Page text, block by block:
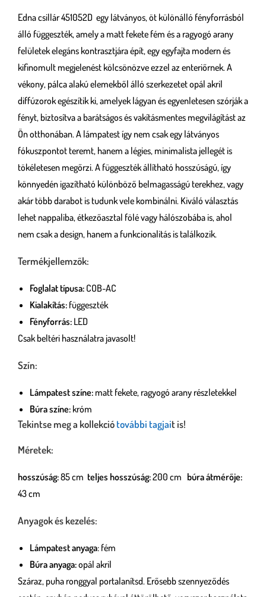
Edna csillár 451052D egy látványos, öt különálló fényforrásból
álló függeszték, amely a matt fekete fém és a ragyogó arany
felületek elegáns kontrasztjára épít, egy egyfajta modern és
kifinomult megjelenést kölcsönözve ezzel az enteriőrnek. A
vékony, pálca alakú elemekből álló szerkezetet opál akril
diffúzorok egészítik ki, amelyek lágyan és egyenletesen szórják a
fényt, biztosítva a barátságos és vakításmentes megvilágítást az
Ön otthonában. A lámpatest így nem csak egy látványos
fókuszpontot teremt, hanem a légies, minimalista jellegét is
tökéletesen megőrzi. A függeszték állítható hosszúságú, így
könnyedén igazítható különböző belmagasságú terekhez, vagy
akár több darabot is tudunk vele kombinálni. Kiváló választás
lehet nappaliba, étkezőasztal fölé vagy hálószobába is, ahol
nem csak a design, hanem a funkcionalitás is találkozik.
Termékjellemzők:
Foglalat típusa: COB-AC
Kialakítás: függeszték
Fényforrás: LED
Csak beltéri használatra javasolt!
Szín:
Lámpatest színe: matt fekete, ragyogó arany részletekkel
Búra színe: króm
Tekintse meg a kollekciótovábbi tagjait is!
Méretek:
hosszúság:85 cm teljes hosszúság:200 cm búra átmérője:
43 cm
Anyagok és kezelés:
Lámpatest anyaga: fém
Búra anyaga:opál akril
Száraz, puha ronggyal portalanítsd. Erősebb szennyeződés